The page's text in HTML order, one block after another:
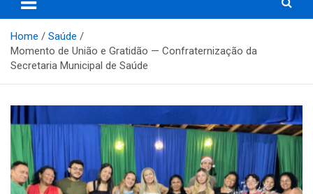
Home
Saúde
Momento de União e Gratidão — Confraternização da
Secretaria Municipal de Saúde